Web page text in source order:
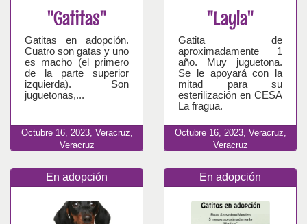
"Gatitas"
Gatitas en adopción.
Cuatro son gatas y uno
es macho (el primero
de la parte superior
izquierda). Son
juguetonas,...
Octubre 16, 2023, Veracruz,
Veracruz
"Layla"
Gatita de
aproximadamente 1
año. Muy juguetona.
Se le apoyará con la
mitad para su
esterilización en CESA
La fragua.
Octubre 16, 2023, Veracruz,
Veracruz
En adopción En adopción